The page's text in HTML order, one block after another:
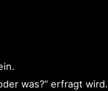
was?“ erfragt wird.